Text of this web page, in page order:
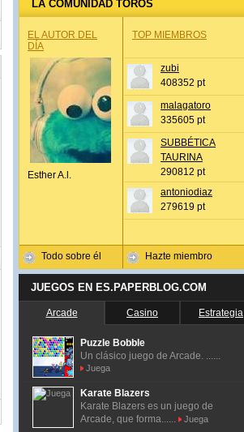
LA COMUNIDAD TOROS
EL AUTOR DEL
DÍA
Esther A.l.
Todo sobre él
TOP MIEMBROS
zubi
408352 pt
malagatoro
335605 pt
SUBBÉTICA
TAURINA
290812 pt
antoniodiaz
279619 pt
Hazte miembro
JUEGOS EN ES.PAPERBLOG.COM
Arcade Casino Estrategia
Puzzle Bobble
Un clásico juego de Arcade. ......
Juega
Karate Blazers
Karate Blazers es un juego de
Arcade, que forma......
Juega